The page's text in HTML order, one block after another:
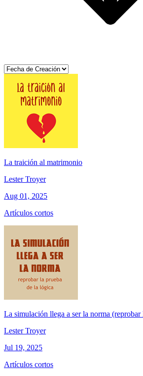
La traición al matrimonio
Lester Troyer
Aug 01, 2025
Artículos cortos
La simulación llega a ser la norma
Lester Troyer
Jul 19, 2025
Artículos cortos